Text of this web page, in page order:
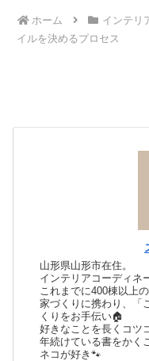
ホーム インテリ
イルを決めるプロセス
山形県山形市在住。
インテリアコーディネ
これまでに400棟以上の
家づくりに携わり、「
くりをお手伝い🏠
好きなことを長くコツ
年続けている書をかく
ネコが好き🐾